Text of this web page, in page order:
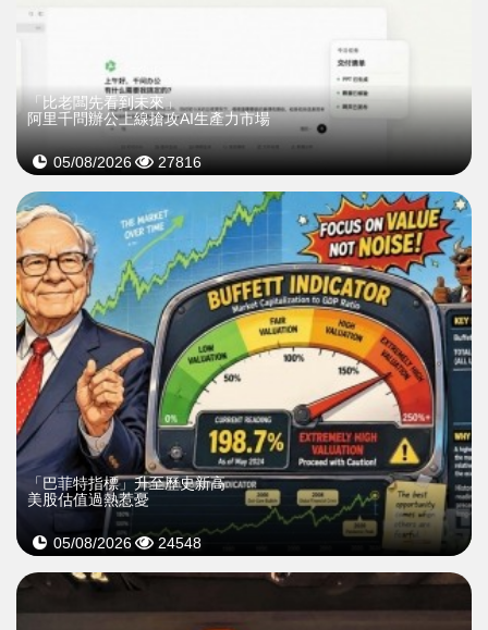
「比老闆先看到未來」
阿里千問辦公上線搶攻AI生產力市場
05/08/2026 27816
「巴菲特指標」升至歷史新高
美股估值過熱惹憂
05/08/2026 24548